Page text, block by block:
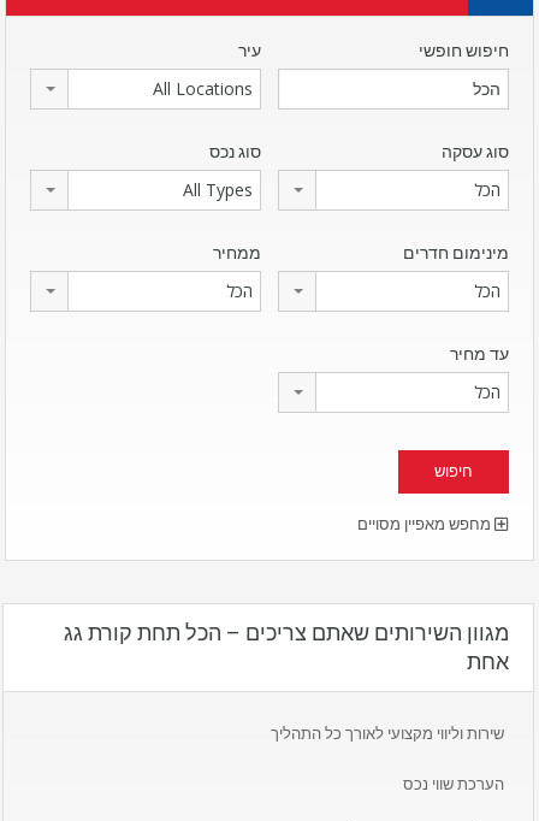
חיפוש חופשי עיר
All Locations
סוג עסקה
הכל
סוג נכס
All Types
מינימום חדרים
הכל
ממחיר
הכל
עד מחיר
הכל
מחפש מאפיין מסויים
מגוון השירותים שאתם צריכים – הכל תחת קורת גג
אחת
שירות וליווי מקצועי לאורך כל התהליך
הערכת שווי נכס